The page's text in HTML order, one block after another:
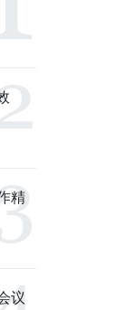
精
议